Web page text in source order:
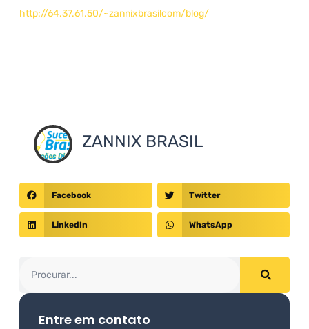
http://64.37.61.50/~zannixbrasilcom/blog/
ZANNIX BRASIL
Facebook Twitter
LinkedIn WhatsApp
Entre em contato